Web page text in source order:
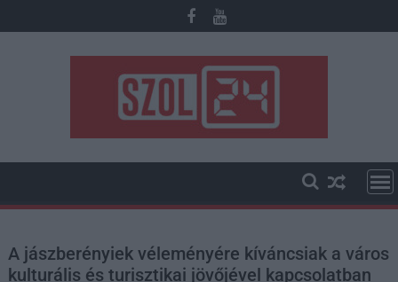
to
A jászberényiek véleményére kíváncsiak a város
kulturális és turisztikai jövőjével kapcsolatban